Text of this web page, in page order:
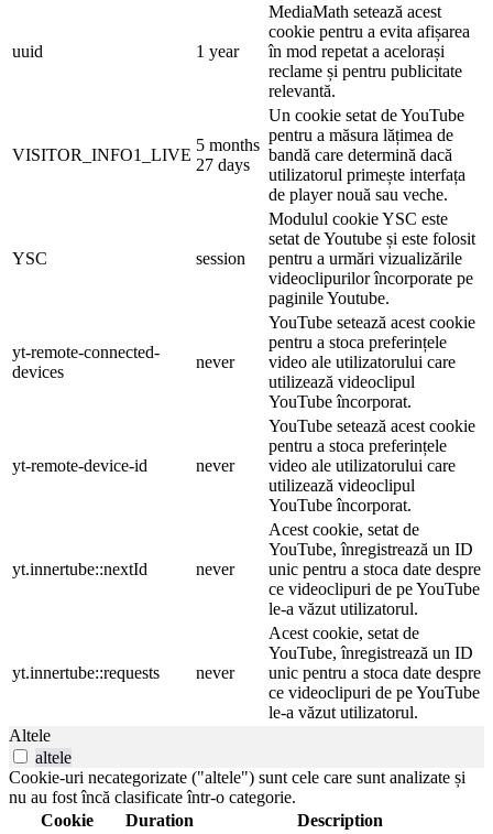
uuid 1 year
MediaMath setează acest
cookie pentru a evita afișarea
în mod repetat a acelorași
reclame și pentru publicitate
relevantă.
VISITOR_INFO1_LIVE
5 months
27 days
Un cookie setat de YouTube
pentru a măsura lățimea de
bandă care determină dacă
utilizatorul primește interfața
de player nouă sau veche.
YSC session
Modulul cookie YSC este
setat de Youtube și este folosit
pentru a urmări vizualizările
videoclipurilor încorporate pe
paginile Youtube.
yt-remote-connected-
devices
never
YouTube setează acest cookie
pentru a stoca preferințele
video ale utilizatorului care
utilizează videoclipul
YouTube încorporat.
yt-remote-device-id never
YouTube setează acest cookie
pentru a stoca preferințele
video ale utilizatorului care
utilizează videoclipul
YouTube încorporat.
yt.innertube::nextId never
Acest cookie, setat de
YouTube, înregistrează un ID
unic pentru a stoca date despre
ce videoclipuri de pe YouTube
le-a văzut utilizatorul.
yt.innertube::requests never
Acest cookie, setat de
YouTube, înregistrează un ID
unic pentru a stoca date despre
ce videoclipuri de pe YouTube
le-a văzut utilizatorul.
Altele
altele
Cookie-uri necategorizate ("altele") sunt cele care sunt analizate și
nu au fost încă clasificate într-o categorie.
Cookie
Duration
Description